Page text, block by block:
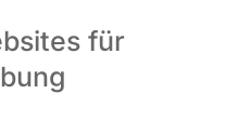
für